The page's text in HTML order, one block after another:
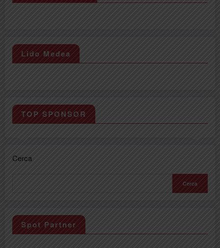
Lido Medea
TOP SPONSOR
Cerca
Cerca
Spot Partner